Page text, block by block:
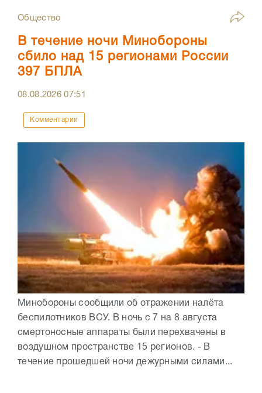
Общество
В течение ночи Минобороны
сбило над 15 регионами России
397 БПЛА
08.08.202607:51
Комментарии
Минобороны сообщили об отражении налёта
беспилотников ВСУ. В ночь с 7 на 8 августа
смертоносные аппараты были перехвачены в
воздушном пространстве 15 регионов. - В
течение прошедшей ночи дежурными силами...